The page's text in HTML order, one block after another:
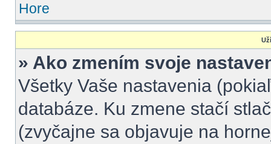
Hore
» Ako zmením svoje
Všetky Vaše nastavenia
databáze. Ku zmene stačí
(zvyčajne sa objavuje na